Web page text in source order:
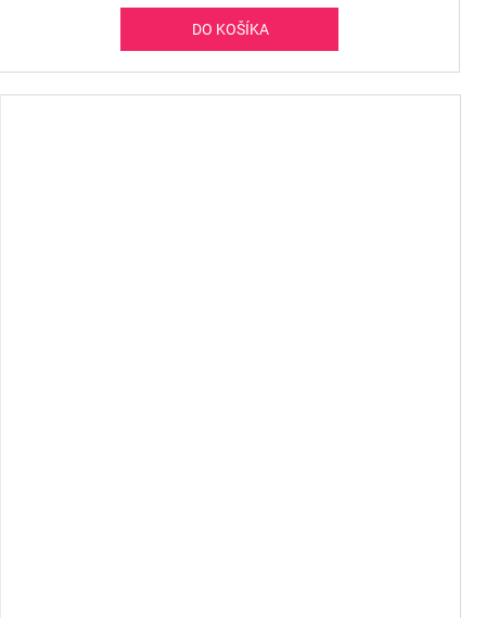
DO KOŠÍKA